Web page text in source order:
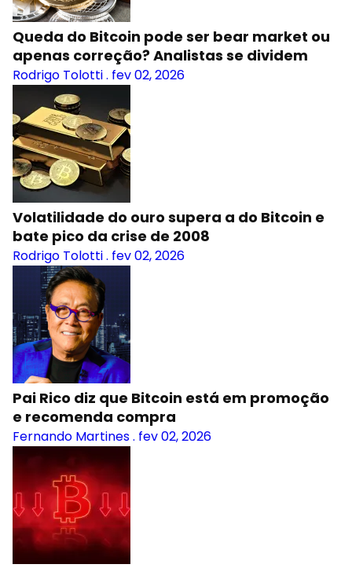
Queda do Bitcoin pode ser bear market ou
apenas correção? Analistas se dividem
Rodrigo Tolotti. fev 02, 2026
Volatilidade do ouro supera a do Bitcoin e
bate pico da crise de 2008
Rodrigo Tolotti. fev 02, 2026
Pai Rico diz que Bitcoin está em promoção
e recomenda compra
Fernando Martines. fev 02, 2026